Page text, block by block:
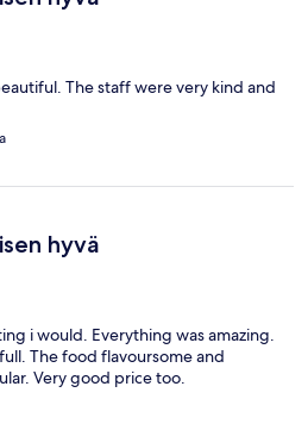
The staff were very kind and
hyvä
i would. Everything was amazing.
The food flavoursome and
Very good price too.